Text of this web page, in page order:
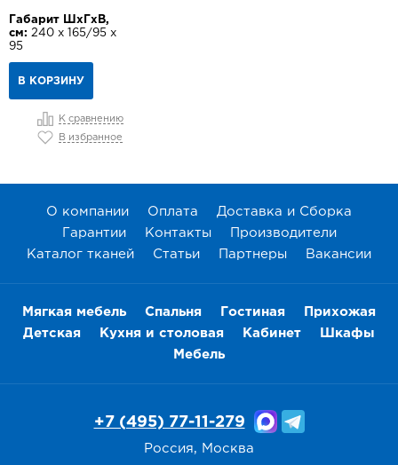
Габарит ШхГхВ,
см: 240 х 165/95 х
95
В КОРЗИНУ
К сравнению
В избранное
О компании Оплата
Доставка и Сборка
Гарантии
Контакты
Производители
Каталог тканей
Статьи Партнеры Вакансии
Мягкая мебель Спальня Гостиная
Прихожая
Детская
Кухня и столовая Кабинет
Шкафы
Мебель
+7 (495) 77-11-279
Россия, Москва